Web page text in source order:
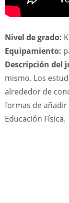
Nivel de grado:
Equipamiento:
Descripción del
mismo. Los
alrededor de
formas de
Educación Física.